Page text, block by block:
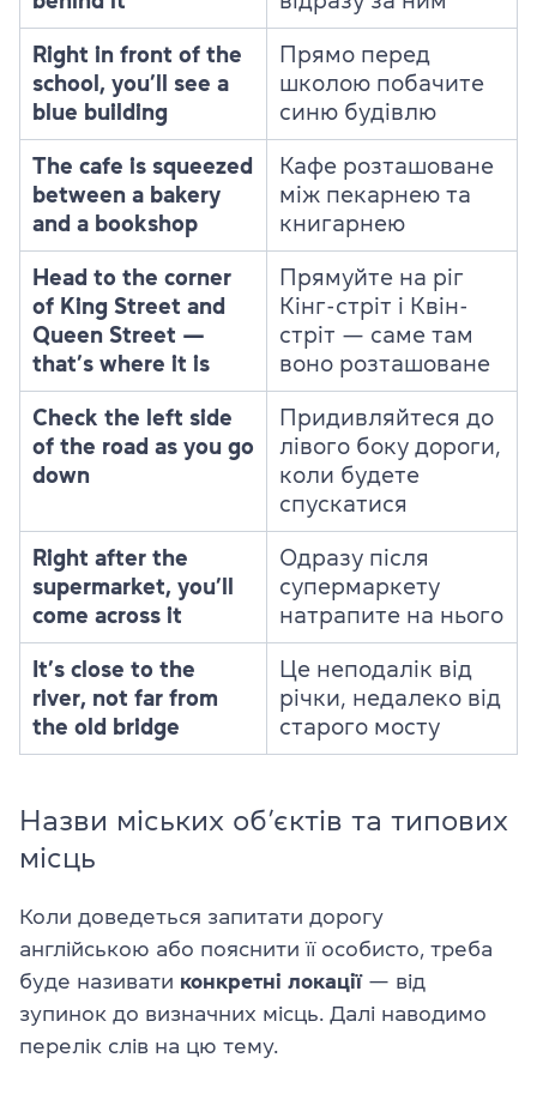
Right in front of the
school, you’ll see a
blue building
Прямо перед
школою побачите
синю будівлю
The cafe is squeezed
between a bakery
and a bookshop
Кафе розташоване
між пекарнею та
книгарнею
Head to the corner
of King Street and
Queen Street —
that’s where it is
Прямуйте на ріг
Кінг-стріт і Квін-
стріт — саме там
воно розташоване
Check the left side
of the road as you go
down
Придивляйтеся до
лівого боку дороги,
коли будете
спускатися
Right after the
supermarket, you’ll
come across it
Одразу після
супермаркету
натрапите на нього
It’s close to the
river, not far from
the old bridge
Це неподалік від
річки, недалеко від
старого мосту
Назви міських об’єктів та типових
місць
Коли доведеться запитати дорогу
англійською або пояснити її особисто, треба
буде називати конкретні локації— від
зупинок до визначних місць. Далі наводимо
перелік слів на цю тему.